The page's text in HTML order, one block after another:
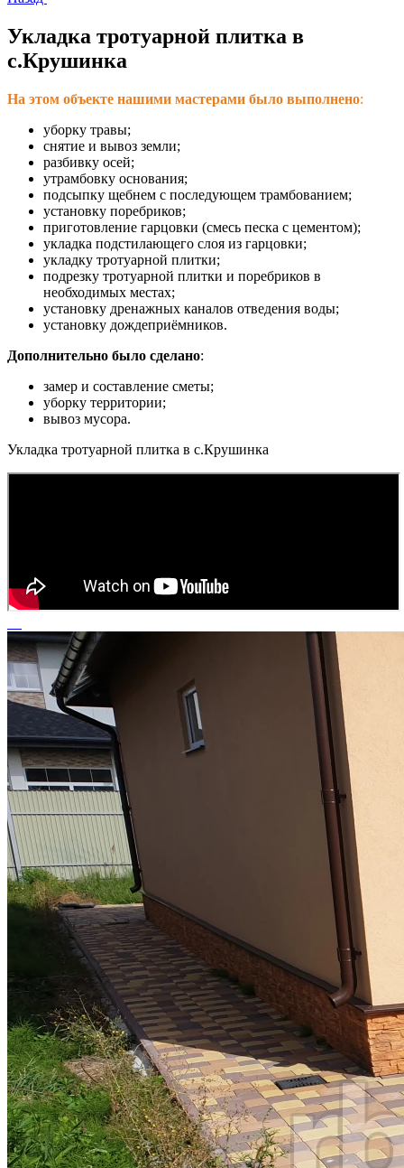
Укладка тротуарной плитка в
с.Крушинка
На этом объекте нашими мастерами было выполнено:
уборку травы;
снятие и вывоз земли;
разбивку осей;
утрамбовку основания;
подсыпку щебнем с последующем трамбованием;
установку поребриков;
приготовление гарцовки (смесь песка с цементом);
укладка подстилающего слоя из гарцовки;
укладку тротуарной плитки;
подрезку тротуарной плитки и поребриков в
необходимых местах;
установку дренажных каналов отведения воды;
установку дождеприёмников.
Дополнительно было сделано:
замер и составление сметы;
уборку территории;
вывоз мусора.
Укладка тротуарной плитка в с.Крушинка